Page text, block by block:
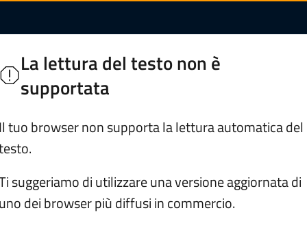
Servizi Vivere Edolo
La lettura del testo non è
supportata
Il tuo browser non supporta la lettura automatica del
suggeriamo di utilizzare una versione aggiornata di
uno dei browser più diffusi in commercio.